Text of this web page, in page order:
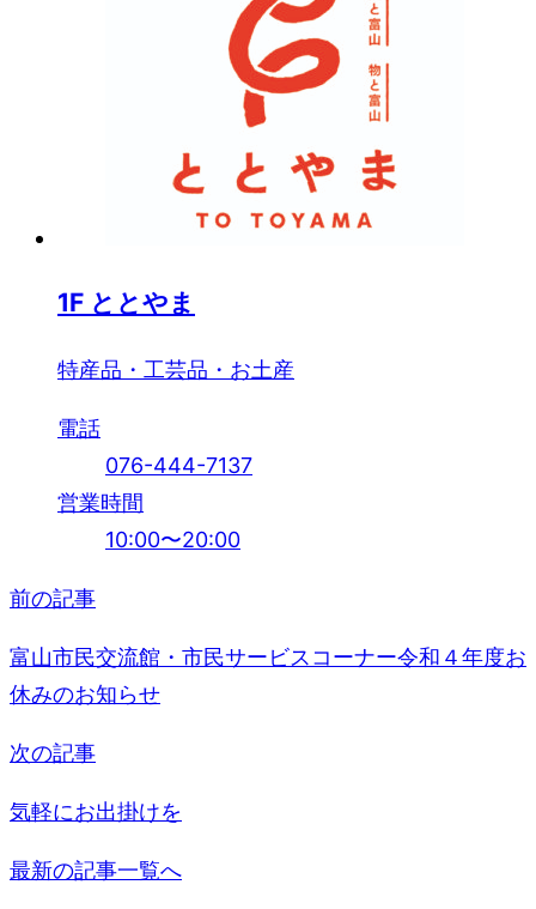
1F ととやま
特産品・工芸品・お土産
電話
076-444-7137
営業時間
10:00〜20:00
投
稿
ナ
ビ
ゲ
ー
前の記事
富山市民交流館・市民サービスコーナー令和４年度お
休みのお知らせ
次の記事
気軽にお出掛けを
最新の記事一覧へ